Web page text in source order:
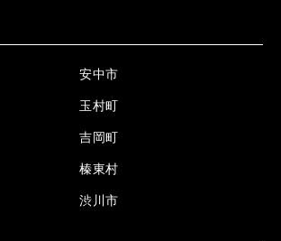
安中市
玉村町
吉岡町
榛東村
渋川市